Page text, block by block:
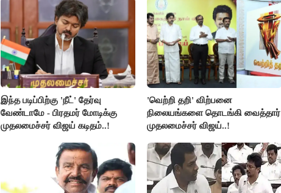
இந்த படிப்பிற்கு 'நீட்' தேர்வு
வேண்டாமே - பிரதமர் மோடிக்கு
முதலமைச்சர் விஜய் கடிதம்..!
'வெற்றி தறி' விற்பனை
நிலையங்களை தொடங்கி வைத்தார்
முதலமைச்சர் விஜய்..!